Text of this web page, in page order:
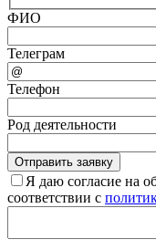
ФИО
Телеграм
Телефон
Род деятельности
Я даю согласие на
соответствии с